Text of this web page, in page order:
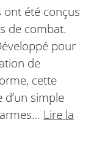
ont été conçus
de combat.
pour
de
cette
simple
Lire la